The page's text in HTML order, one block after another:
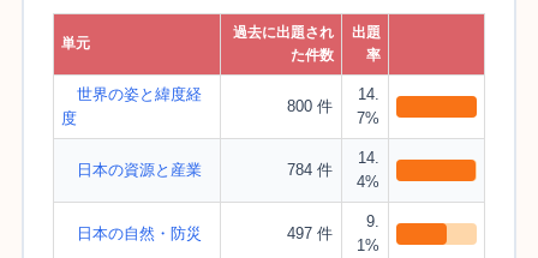
単元
過去に出題され
た件数
出題
率
世界の姿と緯度経
度
800 件
14.
7%
日本の資源と産業 784 件
14.
4%
日本の自然・防災 497 件
9.
1%